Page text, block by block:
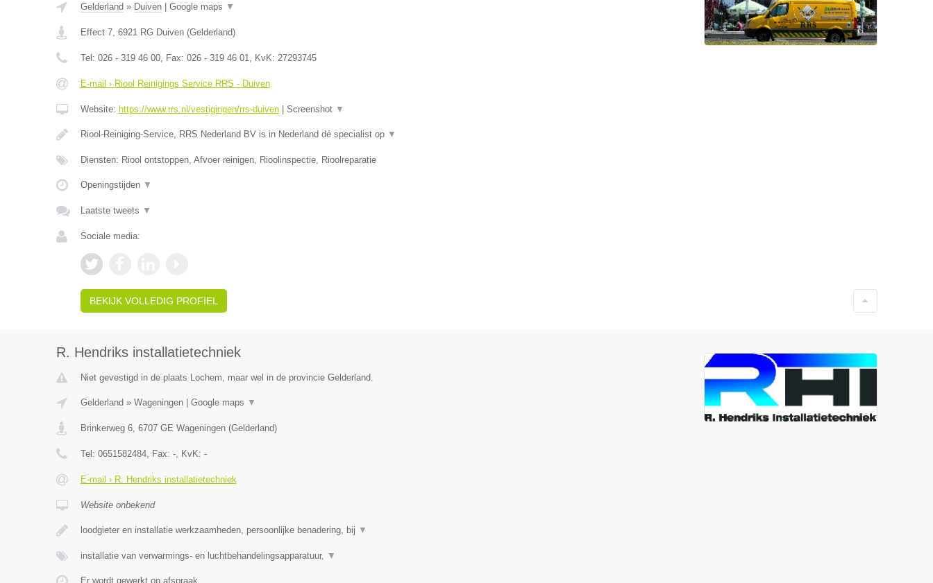
Gelderland » Duiven| Google maps ▼
Effect 7, 6921 RG Duiven(Gelderland)
Tel: 026 - 319 46 00, Fax: 026 - 319 46 01, KvK: 27293745
E-mail › Riool Reinigings Service RRS - Duiven
Website: https://www.rrs.nl/vestigingen/rrs-duiven| Screenshot ▼
Riool-Reiniging-Service, RRS Nederland BV is in Nederland dé specialist op ▼
Diensten: Riool ontstoppen, Afvoer reinigen, Rioolinspectie, Rioolreparatie
Openingstijden ▼
Laatste tweets ▼
Sociale media:
BEKIJK VOLLEDIG PROFIEL
R. Hendriks installatietechniek
Niet gevestigd in de plaats Lochem, maar wel in de provincie Gelderland.
Gelderland » Wageningen| Google maps ▼
Brinkerweg 6, 6707 GE Wageningen(Gelderland)
Tel: 0651582484, Fax: -, KvK: -
E-mail › R. Hendriks installatietechniek
Website onbekend
loodgieter en installatie werkzaamheden, persoonlijke benadering, bij ▼
installatie van verwarmings- en luchtbehandelingsapparatuur, ▼
Er wordt gewerkt op afspraak.